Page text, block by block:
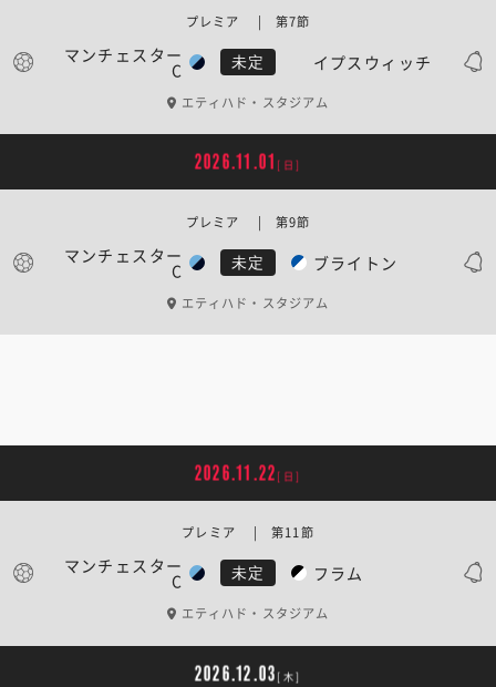
マンチェスター
C 未定 イプスウィッチ
プレミア | 第7節
エティハド・スタジアム
2026.11.01 [日]
マンチェスター
C 未定 ブライトン
プレミア | 第9節
エティハド・スタジアム
2026.11.22 [日]
マンチェスター
C 未定 フラム
プレミア | 第11節
エティハド・スタジアム
2026.12.03 [木]